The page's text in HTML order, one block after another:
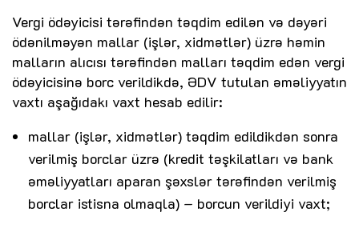
Vergi ödəyicisi tərəfindən təqdim edilən və dəyəri
ödənilməyən mallar (işlər, xidmətlər) üzrə həmin
malların alıcısı tərəfindən malları təqdim edən vergi
ödəyicisinə borc verildikdə, ƏDV tutulan əməliyyatın
vaxtı aşağıdakı vaxt hesab edilir:
mallar (işlər, xidmətlər) təqdim edildikdən sonra
verilmiş borclar üzrə (kredit təşkilatları və bank
əməliyyatları aparan şəxslər tərəfindən verilmiş
borclar istisna olmaqla) – borcun verildiyi vaxt;